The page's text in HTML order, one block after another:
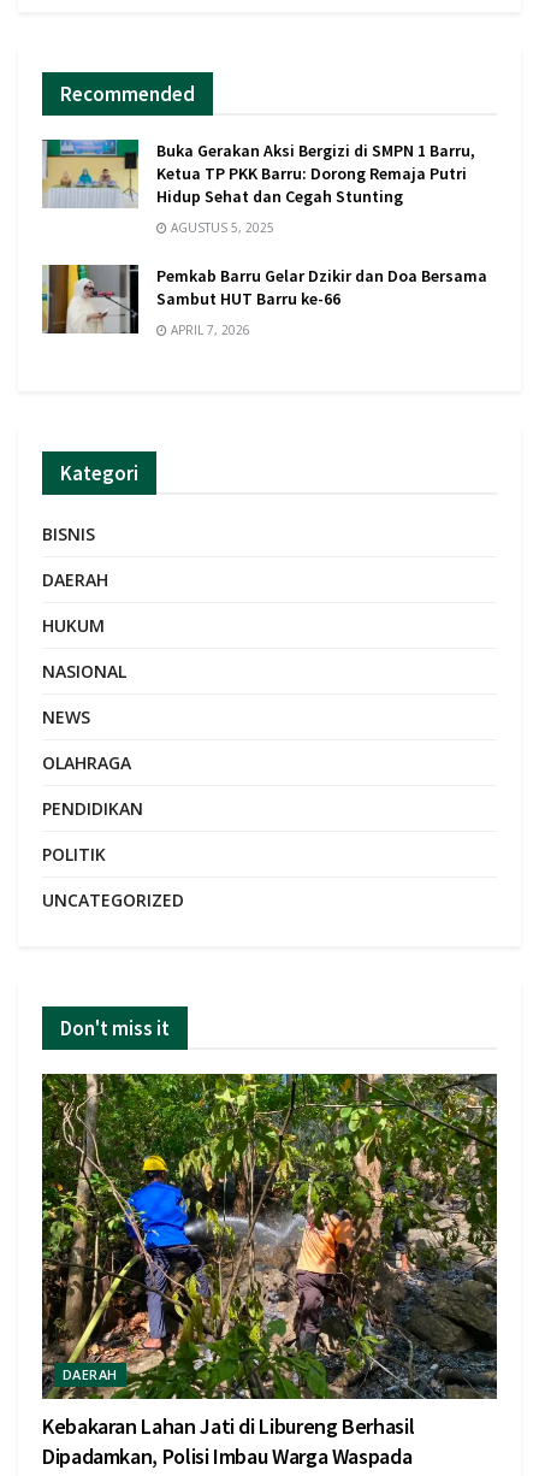
Recommended
Buka Gerakan Aksi Bergizi di SMPN 1 Barru,
Ketua TP PKK Barru: Dorong Remaja Putri
Hidup Sehat dan Cegah Stunting
AGUSTUS 5, 2025
Pemkab Barru Gelar Dzikir dan Doa Bersama
Sambut HUT Barru ke-66
APRIL 7, 2026
Kategori
BISNIS
DAERAH
HUKUM
NASIONAL
NEWS
OLAHRAGA
PENDIDIKAN
POLITIK
UNCATEGORIZED
Don't miss it
DAERAH
Kebakaran Lahan Jati di Libureng Berhasil
Dipadamkan, Polisi Imbau Warga Waspada